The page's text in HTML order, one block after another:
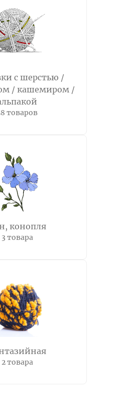
с шерстью /
/ кашемиром /
товаров
конопля
3 товара
2 товара